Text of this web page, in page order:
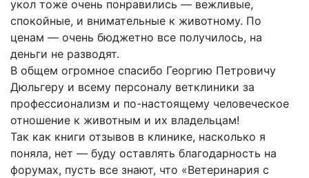
укол тоже очень понравились — вежливые,
спокойные, и внимательные к животному. По
ценам — очень бюджетно все получилось, на
деньги не разводят.
В общем огромное спасибо Георгию Петровичу
Дюльгеру и всему персоналу ветклиники за
профессионализм и по-настоящему человеческое
отношение к животным и их владельцам!
Так как книги отзывов в клинике, насколько я
поняла, нет — буду оставлять благодарность на
форумах, пусть все знают, что «Ветеринария с